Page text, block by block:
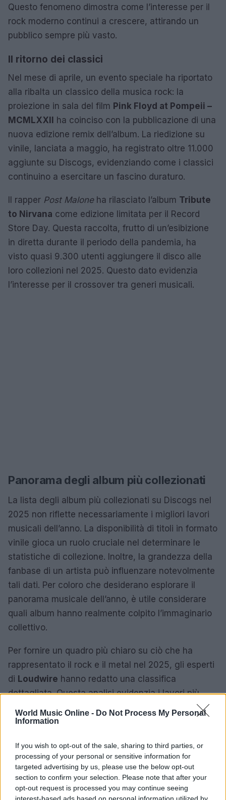
World Music Online - Do Not Process My Personal
Information
If you wish to opt-out of the sale, sharing to third parties, or
processing of your personal or sensitive information for
targeted advertising by us, please use the below opt-out
section to confirm your selection. Please note that after your
opt-out request is processed you may continue seeing
interest-based ads based on personal information utilized by
Questo fenomeno dimostra come l’interesse per il
rock moderno continui a crescere, attirando un
pubblico sempre più vasto.
Il ritorno dei classici
Nel mese di aprile, un evento speciale ha riportato
alla ribalta un classico della musica rock: la
proiezione in sala del film Pink Floyd at Pompeii –
MCMLXXII ha coinciso con la pubblicazione di una
nuova edizione remix dell’album. La riedizione su
vinile, lanciata a maggio, ha registrato oltre 11.000
aggiunte su Discogs, evidenziando come i classici
continuino a esercitare un fascino duraturo.
Il rapper Post Maloneha rilasciato l’album Tribute
to Nirvana come edizione limitata per il Record
Store Day. Questa raccolta, frutto di un’esibizione
in diretta durante il periodo della pandemia, ha
visto quasi 9.300 utenti aggiungere il disco alle
loro collezioni nel 2025. Questo dato evidenzia
l’interesse per il crossover tra generi musicali.
Panorama degli album più collezionati
La lista degli album più collezionati su Discogs nel
2025 non riflette necessariamente i migliori lavori
musicali dell’anno. La disponibilità di titoli in formato
vinile gioca un ruolo cruciale nel determinare le
statistiche di collezione. Inoltre, la grandezza della
fanbase di un artista può influenzare notevolmente
tali dati. Per coloro che desiderano esplorare il
panorama musicale dell’anno, è utile considerare
quali album hanno realmente colpito l’immaginario
collettivo.
Per fornire un quadro più chiaro su ciò che ha
rappresentato il rock e il metal nel 2025, gli esperti
di Loudwire hanno redatto una classifica
dettagliata. Questa analisi evidenzia i lavori più
significativi dell’anno, mostrando come la musica
continui a sorprendere ed evolversi. I collezionisti,
prossimo grande titolo da inserire nelle loro
raccolte.